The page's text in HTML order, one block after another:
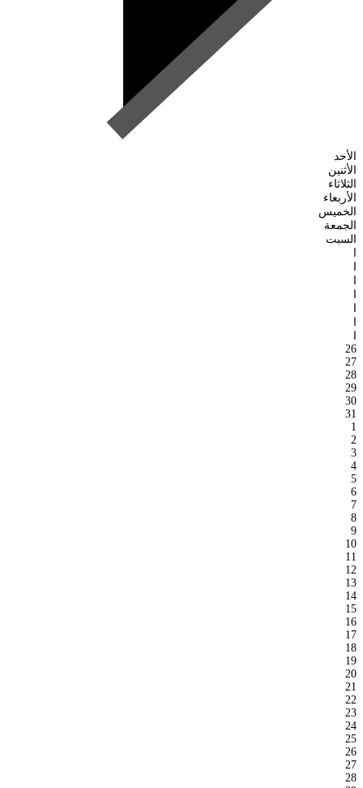
الأحد
الأثنين
الثلاثاء
الأربعاء
الخميس
الجمعة
السبت
26
27
28
29
30
31
1
2
3
4
5
6
7
8
9
10
11
12
13
14
15
16
17
18
19
20
21
22
23
24
25
26
27
28